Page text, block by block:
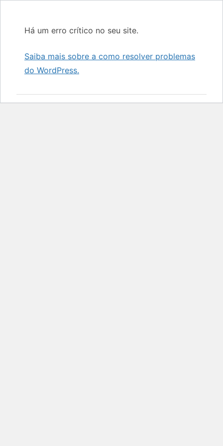
Há um erro crítico no seu site.
Saiba mais sobre a como resolver problemas
do WordPress.